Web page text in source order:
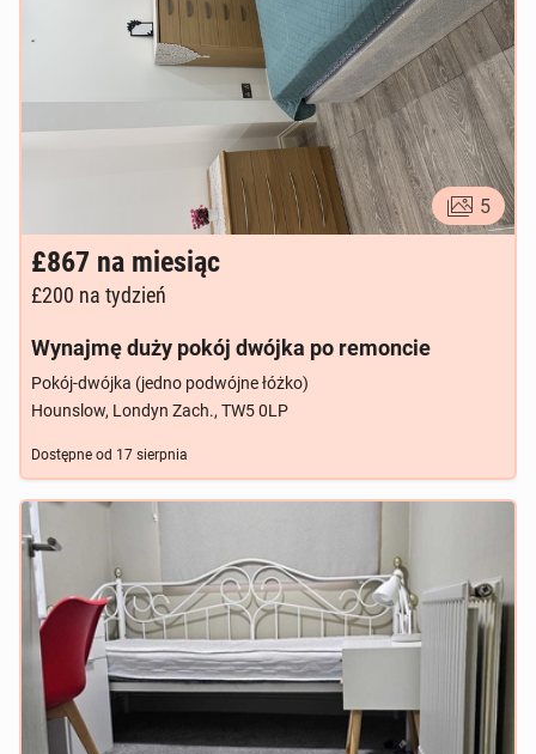
5
£867 na miesiąc
£200 na tydzień
Wynajmę duży pokój dwójka po remoncie
Pokój-dwójka (jedno podwójne łóżko)
Hounslow, Londyn Zach., TW5 0LP
Dostępne od 17 sierpnia